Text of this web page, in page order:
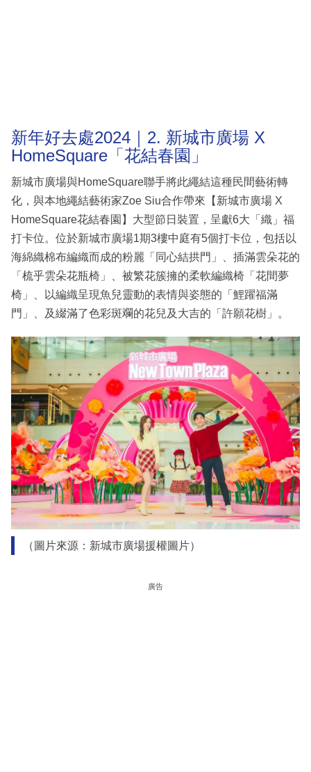
新年好去處2024｜2. 新城市廣場 X
HomeSquare「花結春園」
新城市廣場與HomeSquare聯手將此繩結這種民間藝術轉
化，與本地繩結藝術家Zoe Siu合作帶來【新城市廣場 X
HomeSquare花結春園】大型節日裝置，呈獻6大「織」福
打卡位。位於新城市廣場1期3樓中庭有5個打卡位，包括以
海綿織棉布編織而成的粉麗「同心結拱門」、插滿雲朵花的
「梳乎雲朵花瓶椅」、被繁花簇擁的柔軟編織椅「花間夢
椅」、以編織呈現魚兒靈動的表情與姿態的「鯉躍福滿
門」、及綴滿了色彩斑斕的花兒及大吉的「許願花樹」。
（圖片來源：新城市廣場援權圖片）
廣告